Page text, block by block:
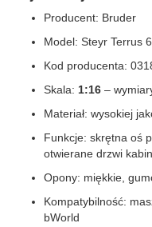
Producent: Bruder
Model: Steyr Terrus
Kod producenta:
Skala: 1:16 –
Materiał: wysokiej
Funkcje: skrętna oś
otwierane drzwi
Opony: miękkie,
Kompatybilność:
bWorld